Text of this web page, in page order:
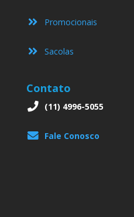
Promocionais
Sacolas
Contato
(11) 4996-5055
Fale Conosco